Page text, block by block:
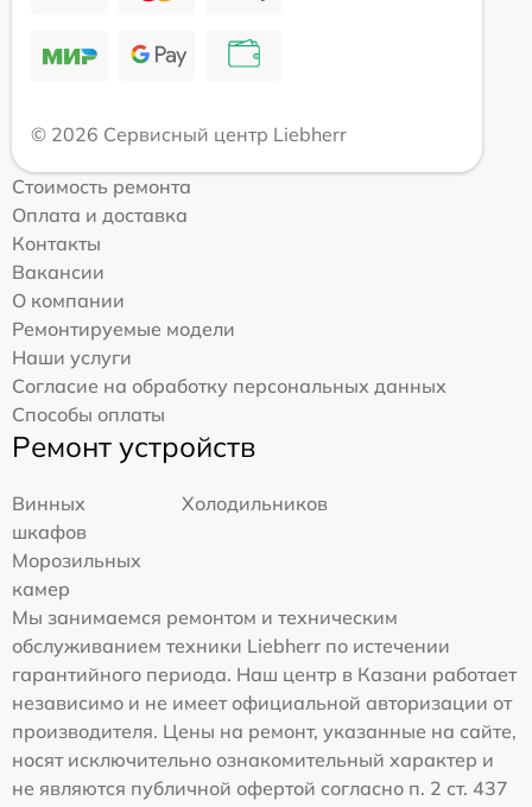
© 2026 Сервисный центр Liebherr
Стоимость ремонта
Оплата и доставка
Контакты
Вакансии
О компании
Ремонтируемые модели
Наши услуги
Согласие на обработку персональных данных
Способы оплаты
Ремонт устройств
Винных
шкафов
Холодильников
Морозильных
камер
Мы занимаемся ремонтом и техническим
обслуживанием техники Liebherr по истечении
гарантийного периода. Наш центр в Казани работает
независимо и не имеет официальной авторизации от
производителя. Цены на ремонт, указанные на сайте,
носят исключительно ознакомительный характер и
не являются публичной офертой согласно п. 2 ст. 437